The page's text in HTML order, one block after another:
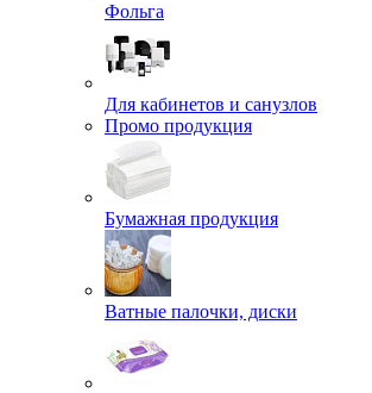
Фольга
Для кабинетов и санузлов
Промо продукция
Бумажная продукция
Ватные палочки, диски